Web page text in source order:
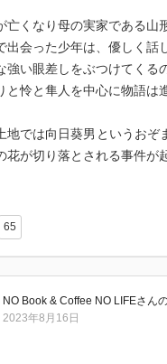
なさいよ』と注意するも『
教室の空気が変わ』ります
だから！』その瞬間『ポー
、何が起こったのだろう？
『不安そうな目つきで窓
いてきます。『船に似た形
植えられた向日葵は全て
』という事態に『向日葵男
のミステリーと、美しい自
語が始まりました。
亡くなり、山形の集落に
ために育てられていた向日
。みのりの周囲ではさら
、みのりに降り掛かる思
春。中学生になったみのり
れ、みのりが中学2年生の
なった年の夏祭りの前、怜
する物語。悲しい友との別
、数年後……
は山形県の食文化も忠実
キ、ミズ、無花果、ぺそ
亡くなり母の実家である山
出会った少年は、優しく話
強い眼差しをぶつけてくる
と怜と隼人を中心に物語は
地では向日葵男というお
花が切り落とされる事件が
暗い絶望感漂う事件が次
結果としては、そういえば
足感を得られたのは心理と
巡るたびにこの3人の子ど
65
NO Book & Coffee NO LIFEさん
2023年8月16日